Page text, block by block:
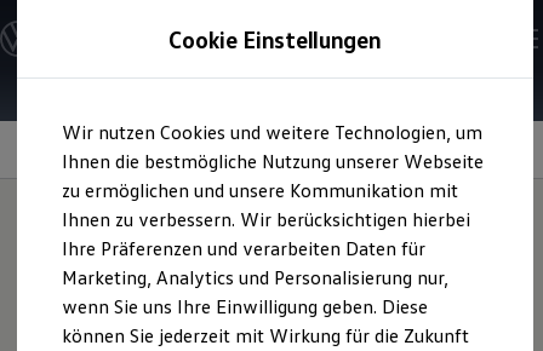
Hauptinhalt
springen
Footer
springen
Modelle und Konfigurator
Konfigurator
Modelle vergleichen
Elektroautos
ENERGY Sondermodelle
Nutzfahrzeuge
SUV und CUV
Familienautos
Kombis
Kompaktwagen
Sportwagen
Schnell verfügbare Fahrzeuge
Angebote und Produkte
Assistenzsysteme für bessere Sicht
Assistenzsysteme für
bessere Sicht im
Cookie Einstellungen
Wir nutzen Cookies und weitere Technologien, um
Ihnen die bestmögliche Nutzung unserer Webseite
zu ermöglichen und unsere Kommunikation mit
Ihnen zu verbessern. Wir berücksichtigen hierbei
Ihre Präferenzen und verarbeiten Daten für
Marketing, Analytics und Personalisierung nur,
wenn Sie uns Ihre Einwilligung geben. Diese
können Sie jederzeit mit Wirkung für die Zukunft